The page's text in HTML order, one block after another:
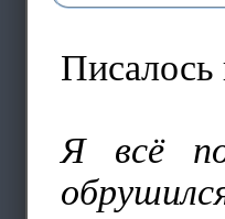
Писалось
Я всё